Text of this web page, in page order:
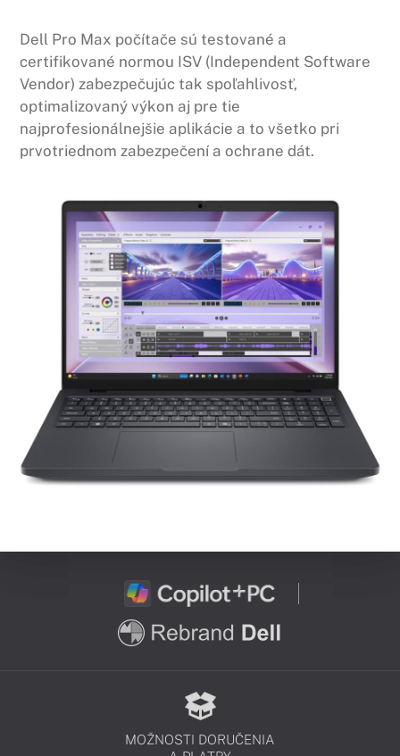
Dell Pro Max počítače sú testované a
certifikované normou ISV (Independent Software
Vendor) zabezpečujúc tak spoľahlivosť,
optimalizovaný výkon aj pre tie
najprofesionálnejšie aplikácie a to všetko pri
prvotriednom zabezpečení a ochrane dát.
MOŽNOSTI DORUČENIA